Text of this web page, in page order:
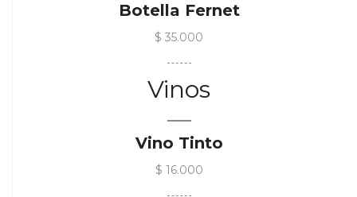
Botella Fernet
$ 35.000
Vinos
Vino Tinto
$ 16.000